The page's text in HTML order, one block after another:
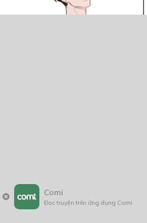
Comi
Đọc truyện trên ứng dụng Comi